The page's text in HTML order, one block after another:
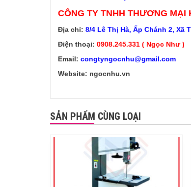
CÔNG TY TNHH THƯƠNG MẠI
Địa chỉ: 8/4 Lê Thị Hà, Ấp Chánh 2, Xã
Điện thoại: 0908.245.331 ( Ngọc Như )
Email: congtyngocnhu@gmail.com
Website: ngocnhu.vn
SẢN PHẨM CÙNG LOẠI